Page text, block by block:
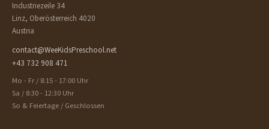
Industriezeile 34
Linz, Oberösterreich 4020
Austria
contact@WeeKidsPreschool.net
+43 732 908 471
Mo - Fr / 8:15 - 17:00 Uhr
Sa / 8:30 - 12:30 Uhr
So & Feiertage / Geschlossen